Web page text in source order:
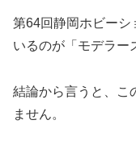
第64回静岡ホビーシ
いるのが「モデラー
結論から言うと、こ
ません。